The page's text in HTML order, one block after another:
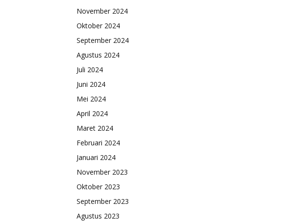
November 2024
Oktober 2024
September 2024
Agustus 2024
Juli 2024
Juni 2024
Mei 2024
April 2024
Maret 2024
Februari 2024
Januari 2024
November 2023
Oktober 2023
September 2023
Agustus 2023